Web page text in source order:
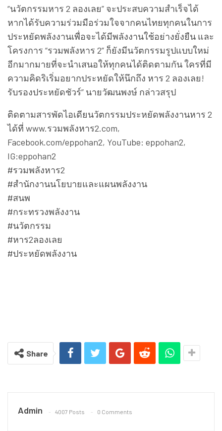
“นวัตกรรมหาร 2 ลองเลย” จะประสบความสำเร็จได้
หากได้รับความร่วมมือร่วมใจจากคนไทยทุกคนในการ
ประหยัดพลังงานเพื่อจะได้มีพลังงานใช้อย่างยั่งยืน และ
โครงการ “รวมพลังหาร 2” ก็ยังมีนวัตกรรมรูปแบบใหม่
อีกมากมายที่จะนำเสนอให้ทุกคนได้ติดตามกัน ใครที่มี
ความคิดริเริ่มอยากประหยัดให้นึกถึง หาร 2 ลองเลย!
รับรองประหยัดชัวร์” นายวัฒนพงษ์ กล่าวสรุป
ติดตามสารพัดไอเดียนวัตกรรมประหยัดพลังงานหาร 2
ได้ที่ www.รวมพลังหาร2.com,
Facebook.com/eppohan2, YouTube: eppohan2,
IG:eppohan2
#รวมพลังหาร2
#สำนักงานนโยบายและแผนพลังงาน
#สนพ
#กระทรวงพลังงาน
#นวัตกรรม
#หาร2ลองเลย
#ประหยัดพลังงาน
Share
Admin 4007 Posts 0 Comments